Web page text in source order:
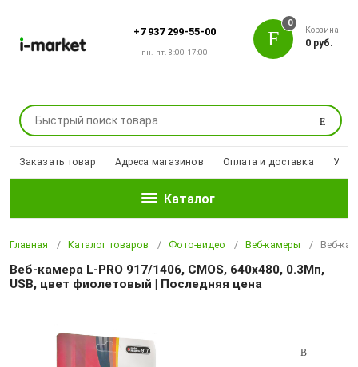
+7 937 299-55-00
пн.-пт. 8:00-17:00
Поиск
0
Корзина
0 руб.
Заказать товар Адреса магазинов Оплата и доставка
Каталог
Главная Каталог товаров Фото-видео Веб-камеры Веб-
Веб-камера L-PRO 917/1406, CMOS, 640x480, 0.3Мп,
USB, цвет фиолетовый | Последняя цена